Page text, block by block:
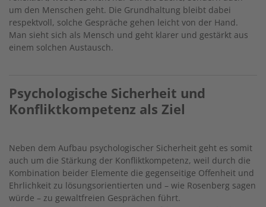
um den Menschen geht. Die Grundhaltung bleibt dabei
respektvoll, solche Gespräche gehen leicht von der Hand.
Man sieht sich als Mensch und geht klarer und gestärkt aus
einem solchen Austausch.
Psychologische Sicherheit und
Konfliktkompetenz als Ziel
Neben dem Aufbau psychologischer Sicherheit geht es somit
auch um die Stärkung der Konfliktkompetenz, weil durch die
Kombination beider Elemente die gegenseitige Offenheit und
Ehrlichkeit zu lösungsorientierten und – wie Rosenberg sagen
würde – zu gewaltfreien Gesprächen führt.